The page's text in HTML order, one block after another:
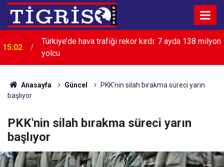
15:02
Türkiye’de hava trafiği rekor kırdı: 7 ayda 138 milyon
yolcu
Anasayfa Güncel
PKK'nin silah bırakma süreci yarın
başlıyor
PKK'nin silah bırakma süreci yarın
başlıyor